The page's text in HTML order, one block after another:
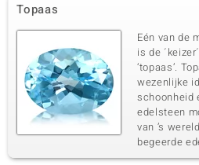
Edelsteen exact
Zirkoon 4
Karaatgewicht som
0,044 ct
Zetting
Pave
Topaas
Eén van de
is de
‘topaas’.
wezenlijke
schoonheid
edelsteen
van ’s
begeerde